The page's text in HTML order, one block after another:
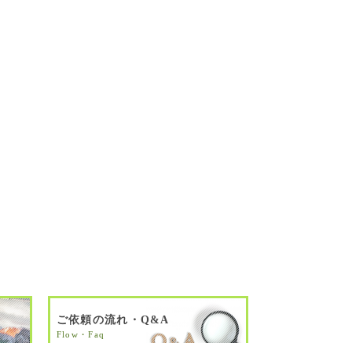
ご依頼の流れ・Q&A
Flow・Faq